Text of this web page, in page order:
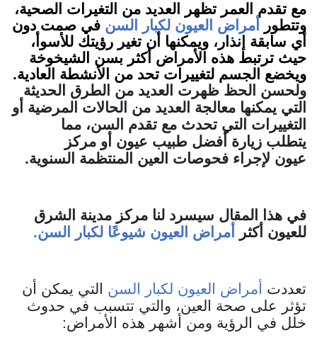
مع تقدم العمر تظهر العديد من التغيرات الصحية،
وتتطور
أمراض العيون لكبار السن في صمت دون
أي سابقة إنذار، ويمكنها أن تغير رؤيتك للأسوأ،
حيث ترتبط هذه الأمراض أكثر بسن الشيخوخة
ويخضع الجسم لتغييرات تحد من الأنشطة العادية.
ولحسن الحظ ظهرت العديد من الطرق الحديثة
التي يمكنها معالجة العديد من الحالات المرضية أو
التغييرات التي تحدث مع تقدم السن، مما
يتطلب زيارة أفضل طبيب عيون أو مركز
عيون لإجراء فحوصات العين المنتظمة السنوية.
في هذا المقال سيسرد لنا مركز مدينة الشرق
للعيون أكثر
أمراض العيون شيوعًا لكبار السن.
تعددت أمراض العيون لكبار السن التي يمكن أن
تؤثر على صحة العين، والتي تتسبب في حدوث
خلل في الرؤية ومن أشهر هذه الأمراض: